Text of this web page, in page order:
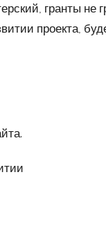
гранты не
проекта,